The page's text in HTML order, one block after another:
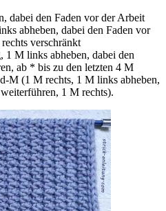
dabei den Faden vor der Arbeit
abheben, dabei den Faden vor
verschränkt
1 M links abheben, dabei den
ab * bis zu den letzten 4 M
M (1 M rechts, 1 M links abheben,
1 M rechts).